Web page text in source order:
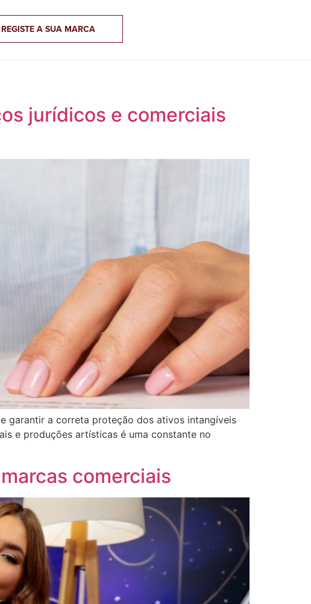
REGISTE A SUA MARCA
jurídicos e comerciais
garantir a correta proteção dos ativos intangíveis
e produções artísticas é uma constante no
comerciais